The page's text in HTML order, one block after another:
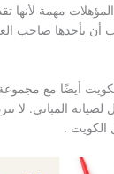
مهمة لأنها
أن يأخذها صاحب
أيضًا مع
المباني. لا
الكويت .